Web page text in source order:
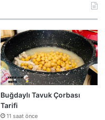
Buğdaylı Tavuk Çorbası
Tarifi
11 saat önce